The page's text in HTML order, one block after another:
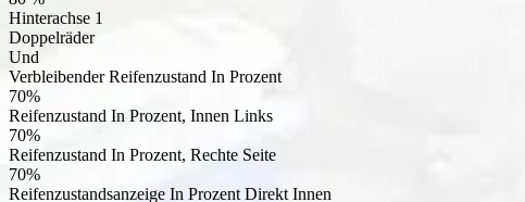
Hinterachse 1
Doppelräder
Und
Verbleibender Reifenzustand In Prozent
70%
Reifenzustand In Prozent, Innen Links
70%
Reifenzustand In Prozent, Rechte Seite
70%
Reifenzustandsanzeige In Prozent Direkt Innen